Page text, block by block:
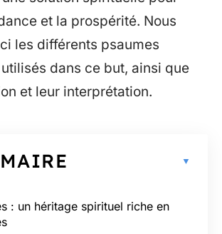
et la prospérité. Nous
les différents psaumes
dans ce but, ainsi que
et leur interprétation.
: un héritage spirituel riche en